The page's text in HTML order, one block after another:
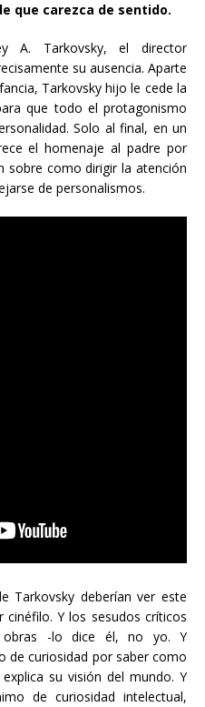
que carezca de sentido.
A. Tarkovsky, el director
su ausencia. Aparte
Tarkovsky hijo le cede la
que todo el protagonismo
Solo al final, en un
el homenaje al padre por
sobre como dirigir la atención
de personalismos.
Tarkovsky deberían ver este
cinéfilo. Y los sesudos críticos
obras -lo dice él, no yo. Y
de curiosidad por saber como
su visión del mundo. Y
de curiosidad intelectual,